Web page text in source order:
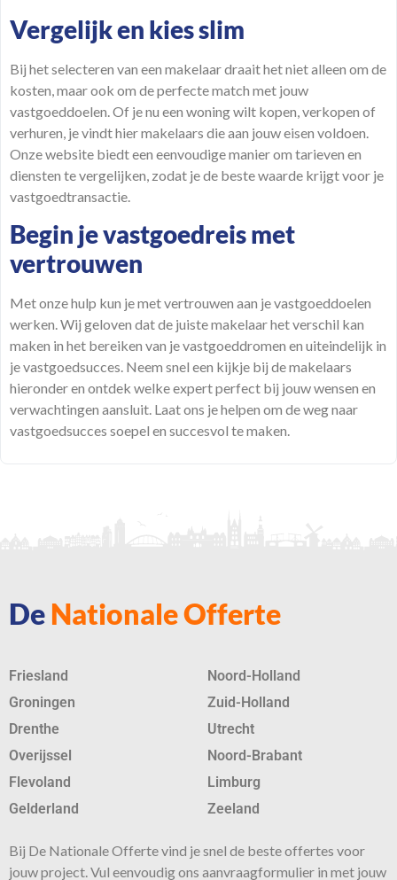
Vergelijk en kies slim
Bij het selecteren van een makelaar draait het niet alleen om de
kosten, maar ook om de perfecte match met jouw
vastgoeddoelen. Of je nu een woning wilt kopen, verkopen of
verhuren, je vindt hier makelaars die aan jouw eisen voldoen.
Onze website biedt een eenvoudige manier om tarieven en
diensten te vergelijken, zodat je de beste waarde krijgt voor je
vastgoedtransactie.
Begin je vastgoedreis met
vertrouwen
Met onzehulp kun je met vertrouwen aan je vastgoeddoelen
werken. Wij geloven dat de juiste makelaar het verschil kan
maken in het bereiken van je vastgoeddromen en uiteindelijk in
je vastgoedsucces. Neem snel een kijkje bij de makelaars
hieronder en ontdek welke expert perfect bij jouw wensen en
verwachtingen aansluit. Laat ons je helpen om de weg naar
vastgoedsucces soepel en succesvol te maken.
De Nationale Offerte
Friesland
Groningen
Drenthe
Overijssel
Flevoland
Gelderland
Noord-Holland
Zuid-Holland
Utrecht
Noord-Brabant
Limburg
Zeeland
Bij De Nationale Offerte vind je snel de besteoffertes voor
jouw project. Vul eenvoudig ons aanvraagformulier in met jouw